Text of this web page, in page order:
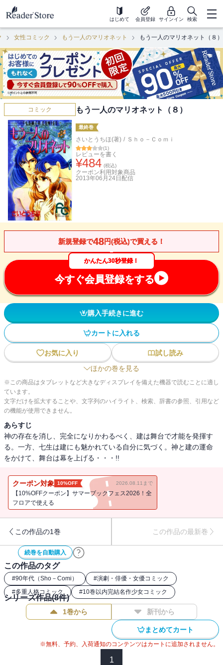
はじめて 会員登録 サインイン 検索
女性コミック もう一人のマリオネット もう一人のマリオネット（８）
コミック もう一人のマリオネット（８）
最終巻
さいとうちほ(著) / Ｓｈｏ－Ｃｏｍｉ
(1)
レビューを書く
¥484 (税込)
クーポン利用対象商品
2013年06月24日 配信
新規登録で48円(税込)で買える！
かんたん30秒登録！
今すぐ会員登録をする
購入手続きに進む
カートに入れる
お気に入り
試し読み
ほかの巻を見る
※この商品はタブレットなど大きなディスプレイを備えた機器で読むことに適し
ています。
文字だけを拡大することや、文字列のハイライト、検索、辞書の参照、引用など
の機能が使用できません。
あらすじ
神の存在を消し、完全になりかわるべく、建は舞台で才能を発揮す
る。一方、七生は建にも魅かれている自分に気づく。神と建の運命
をかけて、舞台は幕を上げる・・・!!
クーポン対象 10%OFF 2026.08.11まで
【10%OFFクーポン】サマーブックフェス2026！全
フロアで使える
この作品の1巻 この作品の最新巻
続巻を自動購入
この作品のタグ
#90年代（Sho－Comi） #演劇・俳優・女優コミック
#多重人格コミック #10巻以内完結名作少女コミック
シリーズ作品(8件)
1巻から 新刊から
まとめてカート
※無料、予約、入荷通知のコンテンツはカートに追加されません。
1